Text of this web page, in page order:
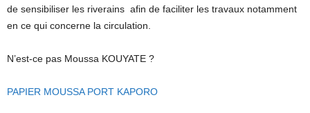
de sensibiliser les riverains afin de faciliter les travaux notamment
en ce qui concerne la circulation.
N’est-ce pas Moussa KOUYATE ?
PAPIER MOUSSA PORT KAPORO